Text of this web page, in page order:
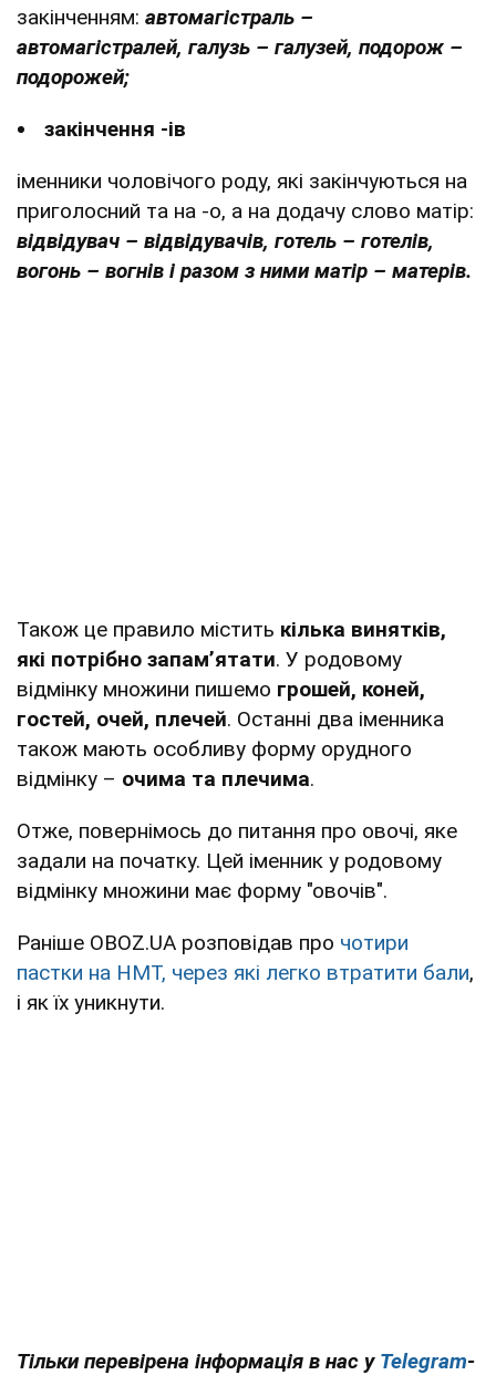
закінченням: автомагістраль –
автомагістралей, галузь – галузей, подорож –
подорожей;
закінчення -ів
іменники чоловічого роду, які закінчуються на
приголосний та на -о, а на додачу слово матір:
відвідувач – відвідувачів, готель – готелів,
вогонь – вогнів і разом з ними матір – матерів.
Також це правило містить кілька винятків,
які потрібно запам’ятати. У родовому
відмінку множини пишемо грошей, коней,
гостей, очей, плечей. Останні два іменника
також мають особливу форму орудного
відмінку – очима та плечима.
Отже, повернімось до питання про овочі, яке
задали на початку. Цей іменник у родовому
відмінку множини має форму "овочів".
Раніше OBOZ.UA розповідав про чотири
пастки на НМТ, через які легко втратити бали,
і як їх уникнути.
Тільки перевірена інформація в нас у Telegram-